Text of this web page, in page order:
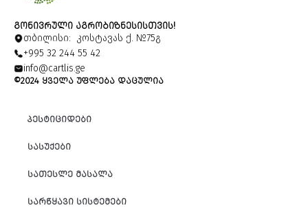
ᲒᲝᲜᲘᲕᲠᲣᲚᲘ ᲐᲒᲠᲝᲑᲘᲖᲜᲔᲡᲘᲡᲗᲕᲘᲡ!
თბილისი: კოსტავას ქ. №75გ
+995 32 244 55 42
info@cartlis.ge
©2024 ᲧᲕᲔᲚᲐ ᲣᲤᲚᲔᲑᲐ ᲓᲐᲪᲣᲚᲘᲐ
ᲞᲔᲡᲢᲘᲪᲘᲓᲔᲑᲘ
ᲡᲐᲡᲣᲥᲔᲑᲘ
ᲡᲐᲗᲔᲡᲚᲔ ᲛᲐᲡᲐᲚᲐ
ᲡᲐᲠᲬᲧᲐᲕᲘ ᲡᲘᲡᲢᲔᲛᲔᲑᲘ